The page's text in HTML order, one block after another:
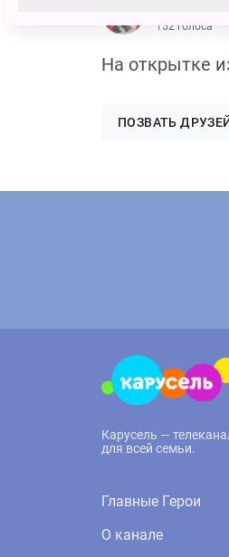
152 голоса
На открытке
ПОЗВАТЬ
Карусель —
для всей семьи.
Главные Герои
О канале